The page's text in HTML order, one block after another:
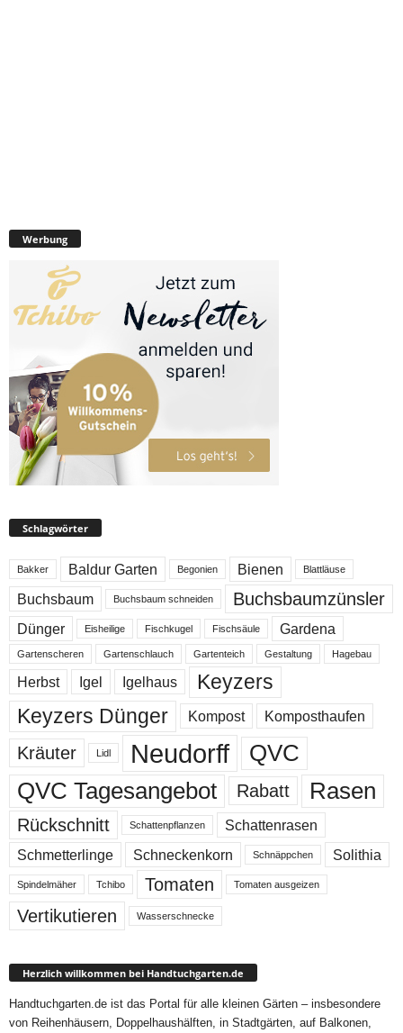
Werbung
Schlagwörter
Bakker Baldur Garten Begonien Bienen Blattläuse
Buchsbaum Buchsbaum schneiden Buchsbaumzünsler
Dünger Eisheilige Fischkugel Fischsäule Gardena
Gartenscheren Gartenschlauch Gartenteich Gestaltung Hagebau
Herbst Igel Igelhaus
Keyzers
Keyzers Dünger
Kompost Komposthaufen
Kräuter Lidl Neudorff
QVC
QVC Tagesangebot
Rabatt Rasen
Rückschnitt Schattenpflanzen
Schattenrasen
Schmetterlinge
Schneckenkorn Schnäppchen Solithia
Spindelmäher Tchibo Tomaten Tomaten ausgeizen
Vertikutieren Wasserschnecke
Herzlich willkommen bei Handtuchgarten.de
Handtuchgarten.de ist das Portal für alle kleinen Gärten – insbesondere
von Reihenhäusern, Doppelhaushälften, in Stadtgärten, auf Balkonen,